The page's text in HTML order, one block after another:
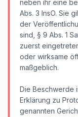
neben ihr eine
Abs. 3 InsO. Sie
der
sind, § 9 Abs. 1
zuerst
oder wirksame
maßgeblich.
Die Beschwerde
Erklärung zu
genannten